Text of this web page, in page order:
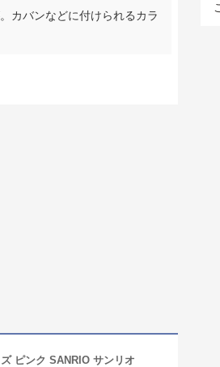
カバンなどに付けられるカラ
ピンク SANRIO サンリオ